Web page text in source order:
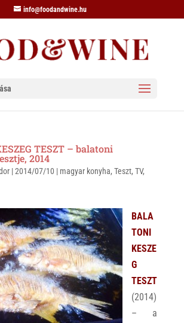
info@foodandwine.hu
TESZT – balatoni
2014
|2014/07/10 | magyar konyha, Teszt, TV,
BALA
TONI
KESZE
G
TESZT
(2014)
– a